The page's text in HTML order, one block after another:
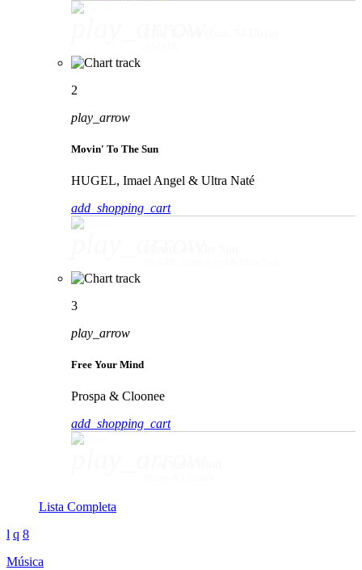
2
play_arrow
Movin' To The Sun
HUGEL, Imael Angel & Ultra Naté
add_shopping_cart
3
play_arrow
Free Your Mind
Prospa & Cloonee
add_shopping_cart
Lista Completa
Música